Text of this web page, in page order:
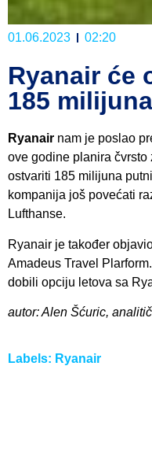
01.06.2023 02:20
Ryanair će
185
Ryanair nam je poslao
ove godine planira čvrsto
ostvariti 185 milijuna
kompanija još povećati
Lufthanse.
Ryanair je također
Amadeus Travel
dobili opciju letova sa
autor: Alen Šćuric,
Labels: Ryanair